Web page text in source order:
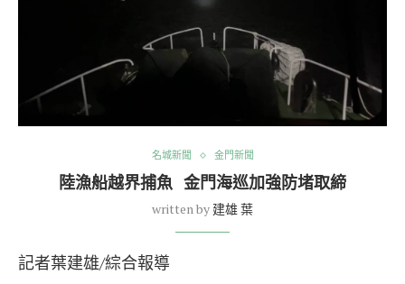
名城新聞 金門新聞
陸漁船越界捕魚 金門海巡加強防堵取締
written by 建雄 葉
記者葉建雄/綜合報導